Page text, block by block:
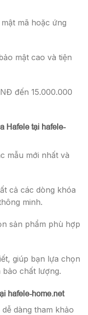
mã hoặc ứng
mật cao và tiện
đến 15.000.000
Hafele tại hafele-
mẫu mới nhất và
cả các dòng khóa
minh.
sản phẩm phù hợp
giúp bạn lựa chọn
chất lượng.
hafele-home.net
dàng tham khảo